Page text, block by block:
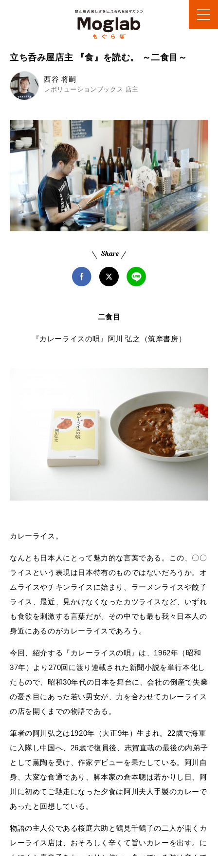
立ち呑み屋店主 『食』を読む。 ～二食目～
西谷 将嗣
レボリューションブックス 店主
二食目
『カレーライスの唄』阿川 弘之（筑摩書房）
カレーライス。
なんとも日本人にとって魅力的な言葉である。この、〇〇
ライスという表現は日本特有のものではないだろうか。オ
ムライスやチキンライスに始まり、ラーメンライスや餃子
ライス、最近、見かけなくなったカツライスなど、いずれ
も食欲を刺激する言葉だが、その中でも最も我々日本人の
身近にあるのがカレーライスであろう。
今回、紹介する『カレーライスの唄』は、1962年（昭和
37年）より270回に渡り連載された新聞小説を単行本化し
たもので、昭和30年代の日本を舞台に、会社の倒産で失業
の憂き目にあった若い男女が、力を合わせてカレーライス
の店を開くまでの物語である。
筆者の阿川弘之は1920年（大正9年）生まれ。22歳で海軍
に入隊し中国へ、26歳で復員後、志賀直哉の最後の内弟子
として薫陶を受け、作家デビューを果たしている。阿川自
身、大変な食通であり、脚本家の倉本聰は若かりし日、阿
川に初めてご馳走になった夕食は阿川夫人手製のカレーで
あったと回想している。
物語の主人公である桜庭六助と鶴見千鶴子の二人が開くカ
レーライス店は、おそろしく辛くて旨いカレーを出す。に